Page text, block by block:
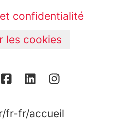
confidentialité
les cookies
fr-fr/accueil